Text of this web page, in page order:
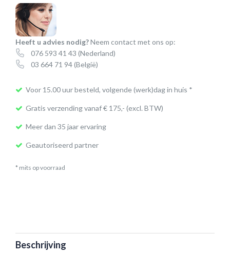
Heeft u advies nodig?Neem contact met ons op:
076 593 41 43 (Nederland)
03 664 71 94(België)
Voor 15.00 uur besteld, volgende (werk)dag in huis *
Gratis verzending vanaf € 175,- (excl. BTW)
Meer dan 35 jaar ervaring
Geautoriseerd partner
* mits op voorraad
Beschrijving